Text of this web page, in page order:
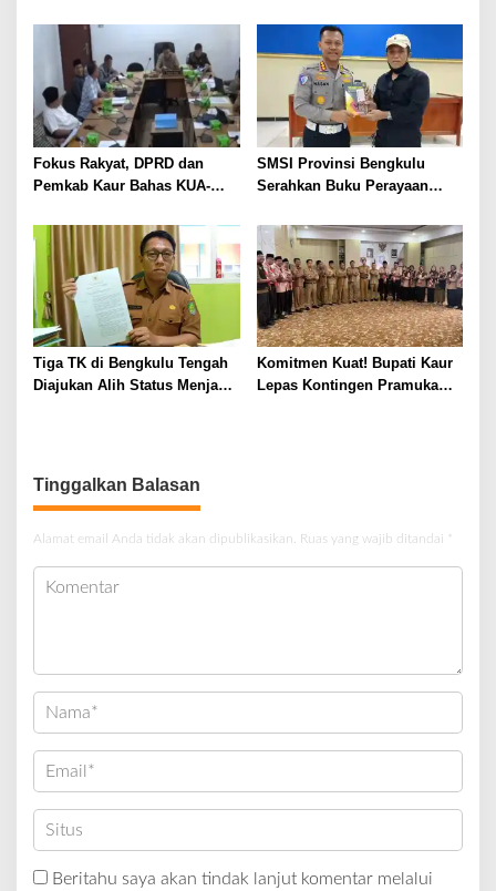
Berlumpur dan Berlubang
Fokus Rakyat, DPRD dan
Pemkab Kaur Bahas KUA-
SMSI Provinsi Bengkulu
Serahkan Buku Perayaan
Bengkulu
Tiga TK di Bengkulu Tengah
Diajukan Alih Status Menjadi
Komitmen Kuat! Bupati Kaur
Lepas Kontingen Pramuka
Tinggalkan Balasan
Alamat email Anda tidak akan dipublikasikan. Ruas yang wajib ditandai *
Beritahu saya akan tindak lanjut komentar melalui